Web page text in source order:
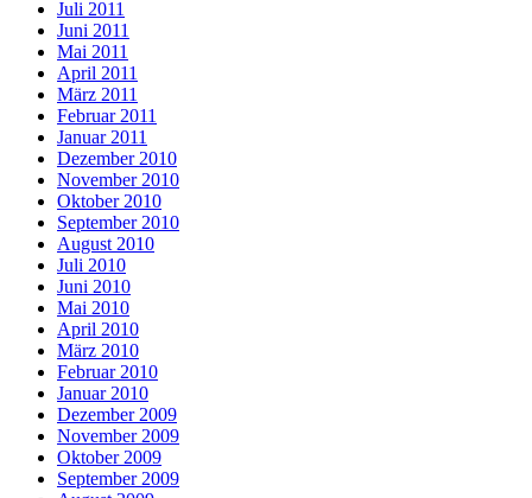
Juli 2011
Juni 2011
Mai 2011
April 2011
März 2011
Februar 2011
Januar 2011
Dezember 2010
November 2010
Oktober 2010
September 2010
August 2010
Juli 2010
Juni 2010
Mai 2010
April 2010
März 2010
Februar 2010
Januar 2010
Dezember 2009
November 2009
Oktober 2009
September 2009